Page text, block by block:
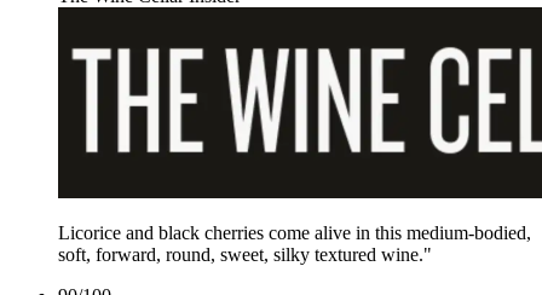
Licorice and black cherries come alive in this medium-bodied,
soft, forward, round, sweet, silky textured wine."